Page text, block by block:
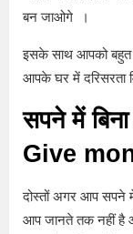
बन जाओगे ।
इसके साथ आपको बहुत
आपके घर में दरिसरता
सपने में
Give
दोस्तों अगर आप सपने
आप जानते तक नहीं है